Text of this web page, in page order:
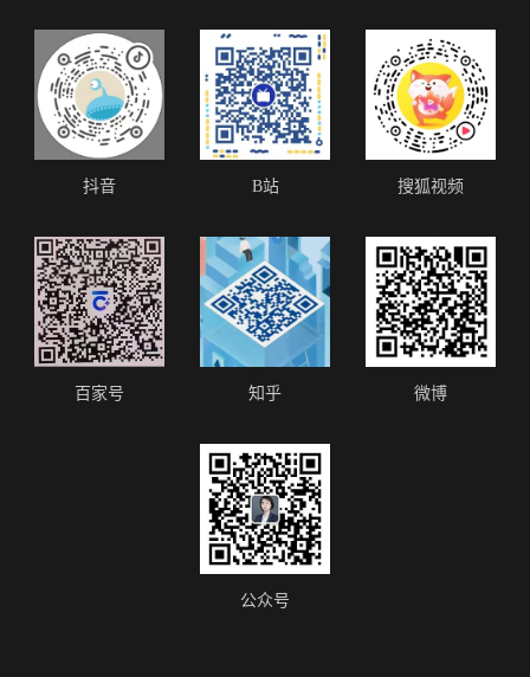
抖音 B站 搜狐视频
百家号 知乎 微博
公众号